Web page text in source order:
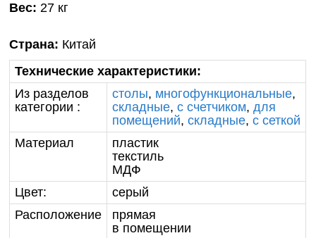
Вес: 27 кг
Страна: Китай
Технические характеристики:
Из разделов
категории :
столы, многофункциональные,
складные,с счетчиком,для
помещений,складные,с сеткой
Материал
пластик
текстиль
МДФ
Цвет:
серый
Расположение
прямая
в помещении